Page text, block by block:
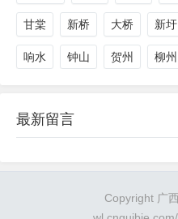
甘棠 新桥 大桥 新圩
响水 钟山 贺州 柳州
最新留言
Copyright 广